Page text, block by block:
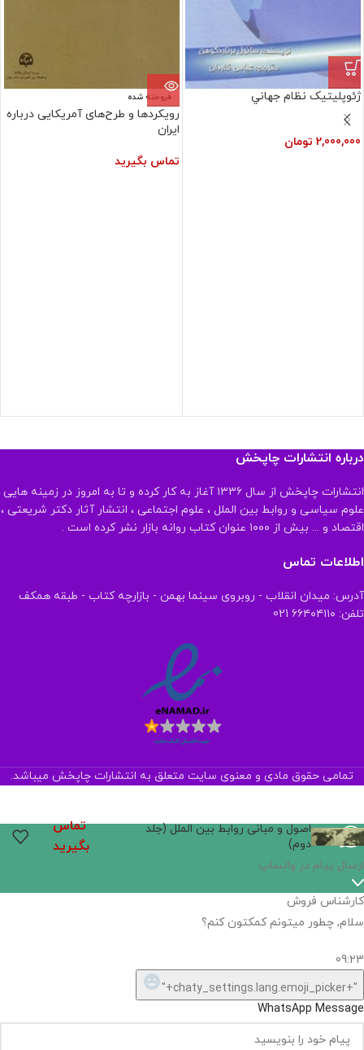
ژئوپليتيک نظام‏ جهاني
2,000,000 تومان
فروخته شده
رویکردها و طرح‌های آمریکایی درباره
ایران
تماس بگیرید
درباره انتشارات چاپخش
انتشارات چاپخش از سال ۱۳۳۶ آغاز به کار کرده و تا به امروز در زمینه هایی
علوم سیاسی و روابط بین الملل ، علوم اجتماعی ، انتشار آثار دکتر شریعتی ،
اقتصاد و ... بیش از ۱۰۰۰ عنوان کتاب روانه بازار نشر کرده است .
اطلاعات تماس
آدرس: میدان انقلاب - روبروی سینما بهمن - بازارچه کتاب - طبقه همکف
تلفن: ۶۶۴۰۴۱۱۰ 021
تمامی حقوق مادی و معنوی سایت متعلق به انتشارات چاپخش میباشد.
اصول و مبانی روابط بین الملل (جلد
دوم)
تماس
بگیرید
اگر
نیست,
شاید
بتونیم
تهیه